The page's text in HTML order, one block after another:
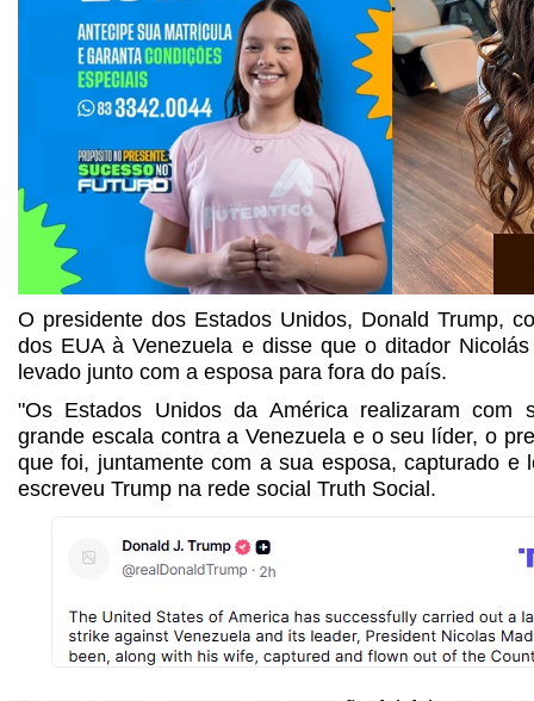
O presidente dos Estados Unidos, Donald Trump,
dos EUA à Venezuela e disse que o ditador
levado junto com a esposa para fora do país.
"Os Estados Unidos da América realizaram com
grande escala contra a Venezuela e o seu líder, o
que foi, juntamente com a sua esposa, capturado e
escreveu Trump na rede social Truth Social.